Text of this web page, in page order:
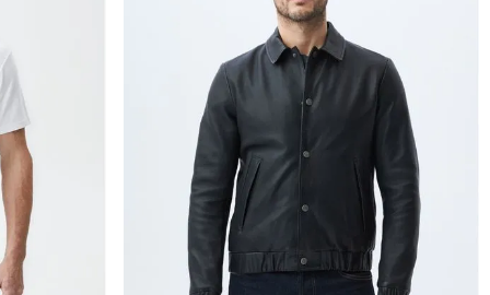
Compra rápida
AGREGAR AL CARRITO